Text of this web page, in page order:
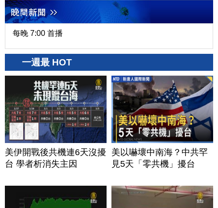
每晚 7:00 首播
一週最 HOT
美伊開戰後共機連6天沒擾
台 學者析消失主因
美以嚇壞中南海？中共罕
見5天「零共機」擾台